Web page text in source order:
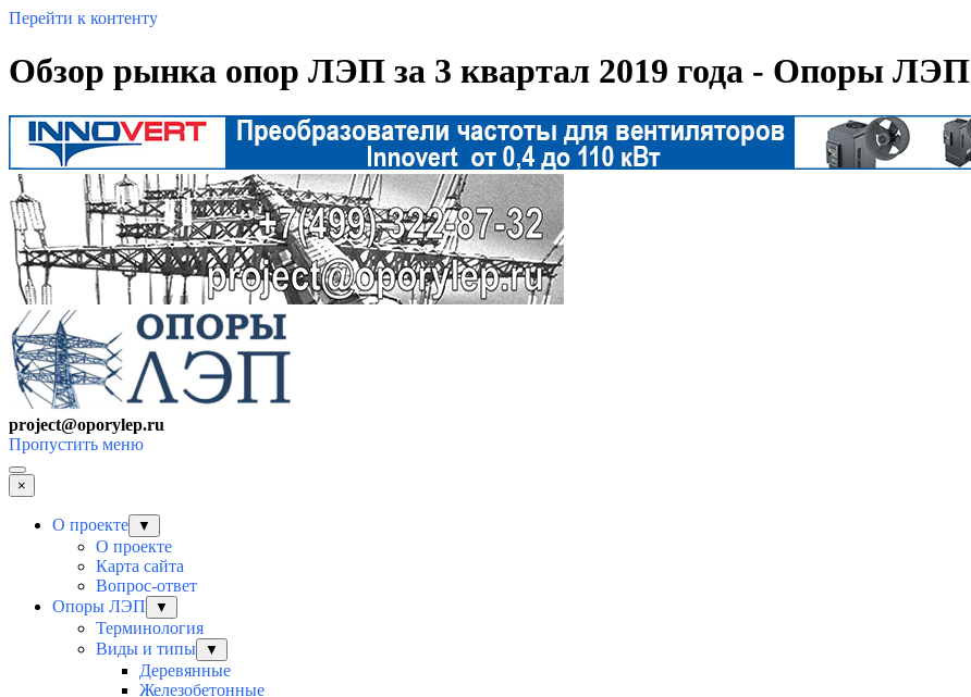
Перейти к контенту
Обзор рынка опор ЛЭП за 3 квартал 2019 года - Опоры ЛЭП
project@oporylep.ru
Пропустить меню
×
О проекте ▼
О проекте
Карта сайта
Вопрос-ответ
Опоры ЛЭП
▼
Терминология
Виды и типы
▼
Деревянные
Железобетонные